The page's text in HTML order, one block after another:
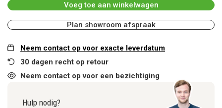
Voeg toe aan winkelwagen
Plan showroom afspraak
Neem contact op voor exacte leverdatum
30 dagen recht op retour
Neem contact op voor een bezichtiging
Hulp nodig?